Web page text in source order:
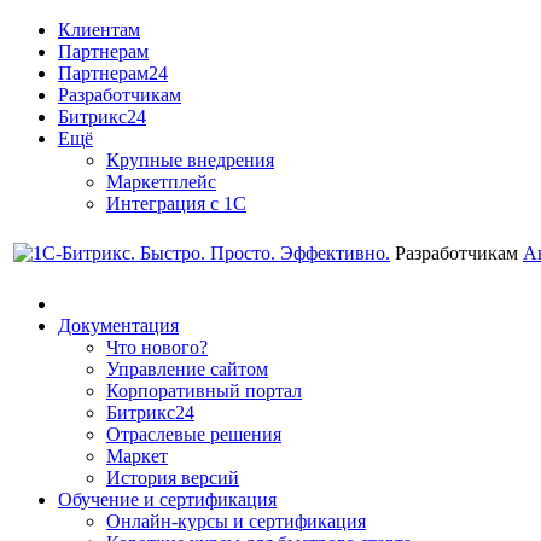
Клиентам
Партнерам
Партнерам24
Разработчикам
Битрикс24
Ещё
Крупные внедрения
Маркетплейс
Интеграция с 1С
Разработчикам
Документация
Что нового?
Управление сайтом
Корпоративный портал
Битрикс24
Отраслевые решения
Маркет
История версий
Обучение и сертификация
Онлайн-курсы и сертификация